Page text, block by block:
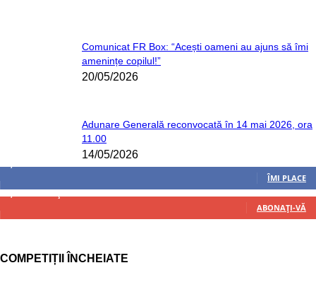
Comunicat FR Box: “Acești oameni au ajuns să îmi
amenințe copilul!”
20/05/2026
Adunare Generală reconvocată în 14 mai 2026, ora
11.00
14/05/2026
ÎMI PLACE
ABONAȚI-VĂ
COMPETIȚII ÎNCHEIATE